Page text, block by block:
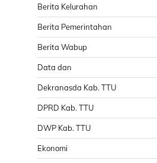
Berita Kelurahan
Berita Pemerintahan
Berita Wabup
Data dan
Dekranasda Kab. TTU
DPRD Kab. TTU
DWP Kab. TTU
Ekonomi